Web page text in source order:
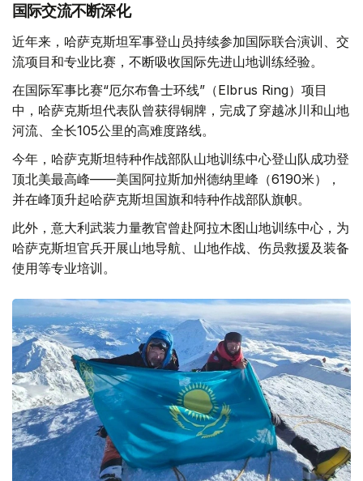
国际交流不断深化
近年来，哈萨克斯坦军事登山员持续参加国际联合演训、交
流项目和专业比赛，不断吸收国际先进山地训练经验。
在国际军事比赛“厄尔布鲁士环线”（Elbrus Ring）项目
中，哈萨克斯坦代表队曾获得铜牌，完成了穿越冰川和山地
河流、全长105公里的高难度路线。
今年，哈萨克斯坦特种作战部队山地训练中心登山队成功登
顶北美最高峰——美国阿拉斯加州德纳里峰（6190米），
并在峰顶升起哈萨克斯坦国旗和特种作战部队旗帜。
此外，意大利武装力量教官曾赴阿拉木图山地训练中心，为
哈萨克斯坦官兵开展山地导航、山地作战、伤员救援及装备
使用等专业培训。